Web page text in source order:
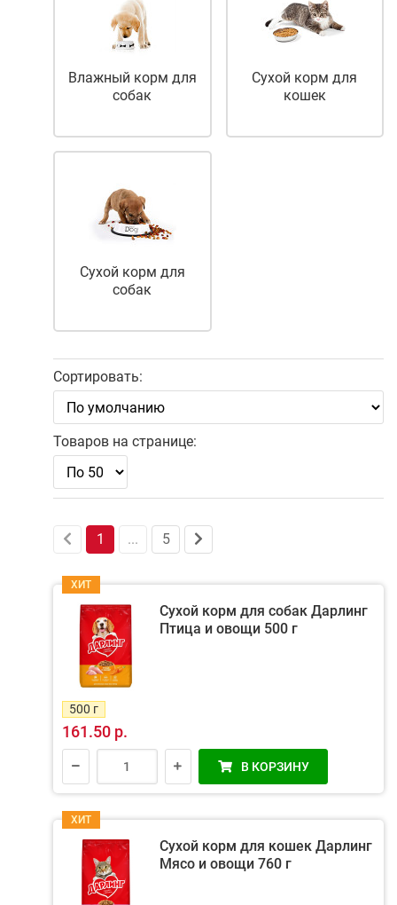
Влажный корм для
собак
Сухой корм для
кошек
Сухой корм для
собак
Сортировать:
Товаров на странице:
1 ... 5
ХИТ
Сухой корм для собак Дарлинг
Птица и овощи 500 г
500 г
161.50 р.
В КОРЗИНУ
ХИТ
Сухой корм для кошек Дарлинг
Мясо и овощи 760 г